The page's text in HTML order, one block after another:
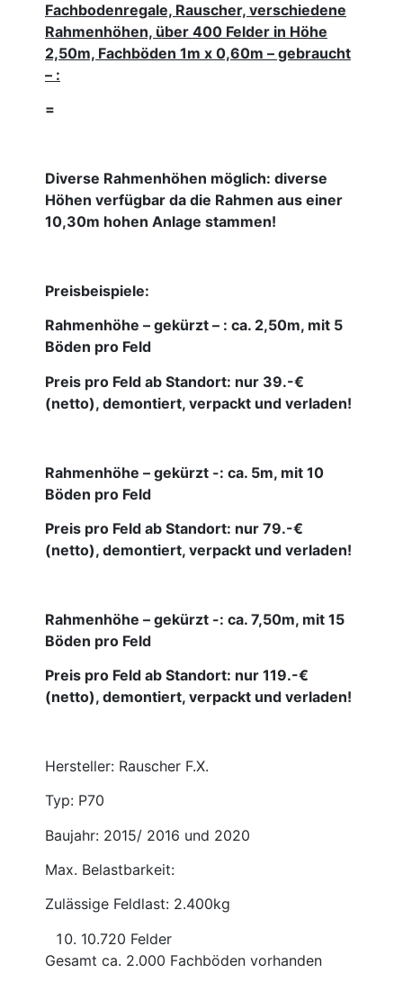
Fachbodenregale, Rauscher, verschiedene
Rahmenhöhen, über 400 Felder in Höhe
2,50m, Fachböden 1m x 0,60m – gebraucht
– :
=
Diverse Rahmenhöhen möglich: diverse
Höhen verfügbar da die Rahmen aus einer
10,30m hohen Anlage stammen!
Preisbeispiele:
Rahmenhöhe – gekürzt – : ca. 2,50m, mit 5
Böden pro Feld
Preis pro Feld ab Standort: nur 39.-€
(netto), demontiert, verpackt und verladen!
Rahmenhöhe – gekürzt -: ca. 5m, mit 10
Böden pro Feld
Preis pro Feld ab Standort: nur 79.-€
(netto), demontiert, verpackt und verladen!
Rahmenhöhe – gekürzt -: ca. 7,50m, mit 15
Böden pro Feld
Preis pro Feld ab Standort: nur 119.-€
(netto), demontiert, verpackt und verladen!
Hersteller: Rauscher F.X.
Typ: P70
Baujahr: 2015/ 2016 und 2020
Max. Belastbarkeit:
Zulässige Feldlast: 2.400kg
10.720 Felder
Gesamt ca. 2.000 Fachböden vorhanden